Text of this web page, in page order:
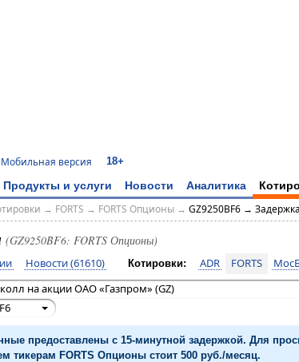
Мобильная версия 18+
Продукты и услуги Новости Аналитика
→ FORTS → FORTS Опционы→ GZ9250BF6 →
(GZ9250BF6: FORTS Опционы)
Новости (61610) Котировки: ADR FORTS
на акции ОАО «Газпром» (GZ)
предоставлены с 15-минутной задержкой. Для
тикерам FORTS Опционы стоит 500 руб./месяц.